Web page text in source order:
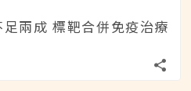
兩成 標靶合併免疫治療